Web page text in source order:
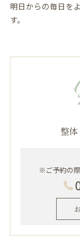
明日からの毎日を
す。
整
※ご予約の